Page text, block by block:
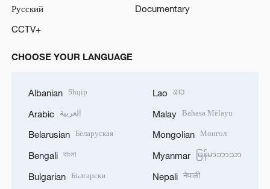
Русский
Documentary
CCTV+
CHOOSE YOUR LANGUAGE
Albanian Shqip
Arabic العربية
Belarusian Беларуская
Bengali বাংলা
Bulgarian Български
Lao ລາວ
Malay Bahasa Melayu
Mongolian Монгол
Myanmar မြန်မာဘာသာ
Nepali नेपाली